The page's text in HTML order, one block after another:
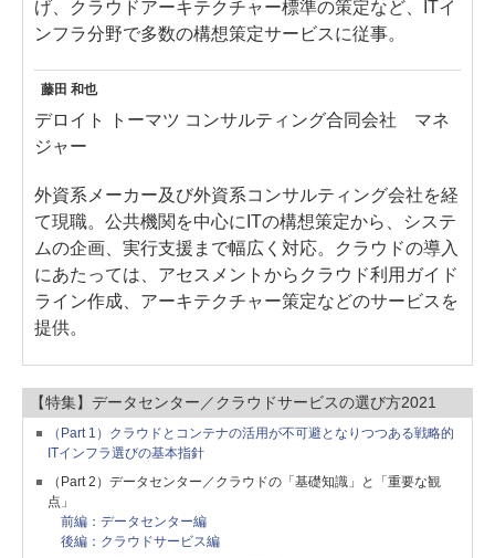
げ、クラウドアーキテクチャー標準の策定など、ITイ
ンフラ分野で多数の構想策定サービスに従事。
藤田 和也
デロイト トーマツ コンサルティング合同会社 マネ
ジャー
外資系メーカー及び外資系コンサルティング会社を経
て現職。公共機関を中心にITの構想策定から、システ
ムの企画、実行支援まで幅広く対応。クラウドの導入
にあたっては、アセスメントからクラウド利用ガイド
ライン作成、アーキテクチャー策定などのサービスを
提供。
【特集】データセンター／クラウドサービスの選び方2021
（Part 1）クラウドとコンテナの活用が不可避となりつつある戦略的
ITインフラ選びの基本指針
（Part 2）データセンター／クラウドの「基礎知識」と「重要な観
点」
前編：データセンター編
後編：クラウドサービス編